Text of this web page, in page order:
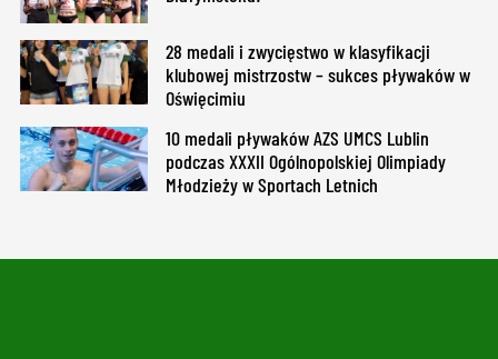
28 medali i zwycięstwo w klasyfikacji
klubowej mistrzostw – sukces pływaków w
Oświęcimiu
10 medali pływaków AZS UMCS Lublin
podczas XXXII Ogólnopolskiej Olimpiady
Młodzieży w Sportach Letnich